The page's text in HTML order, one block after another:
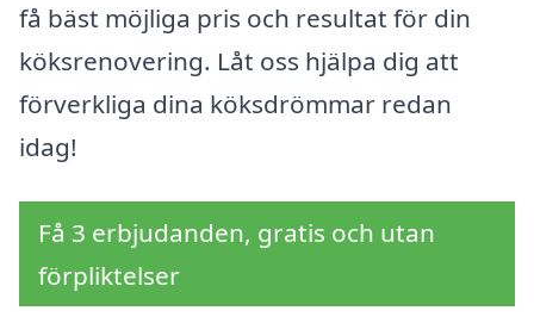
få bäst möjliga pris och resultat för din
köksrenovering. Låt oss hjälpa dig att
förverkliga dina köksdrömmar redan
idag!
Få 3 erbjudanden, gratis och utan
förpliktelser